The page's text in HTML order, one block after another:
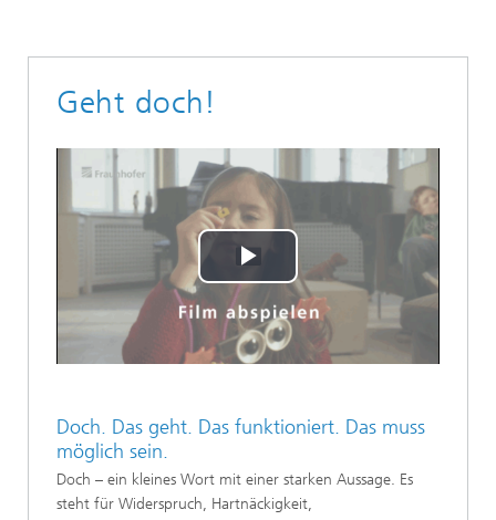
Geht doch!
Play
Video
Doch. Das geht. Das funktioniert. Das muss
möglich sein.
Doch – ein kleines Wort mit einer starken Aussage. Es
steht für Widerspruch, Hartnäckigkeit,